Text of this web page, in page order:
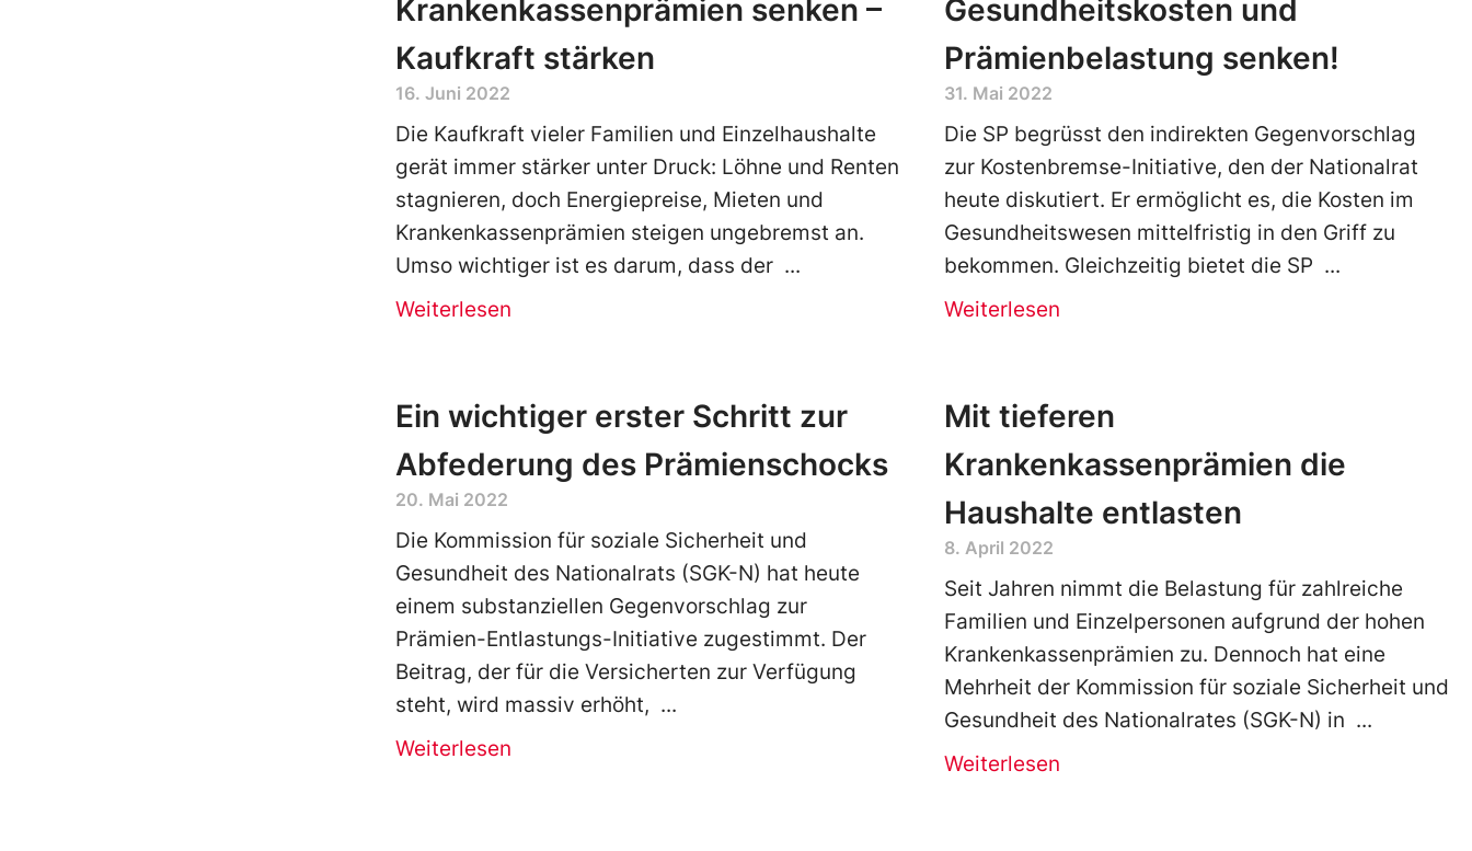
Krankenkassenprämien senken –
Kaufkraft stärken
16. Juni 2022
Die Kaufkraft vieler Familien und Einzelhaushalte
gerät immer stärker unter Druck: Löhne und Renten
stagnieren, doch Energiepreise, Mieten und
Krankenkassenprämien steigen ungebremst an.
Umso wichtiger ist es darum, dass der
Weiterlesen
Gesundheitskosten und
Prämienbelastung senken!
31. Mai 2022
Die SP begrüsst den indirekten Gegenvorschlag
zur Kostenbremse-Initiative, den der Nationalrat
heute diskutiert. Er ermöglicht es, die Kosten im
Gesundheitswesen mittelfristig in den Griff zu
bekommen. Gleichzeitig bietet die SP
Weiterlesen
Ein wichtiger erster Schritt zur
Abfederung des Prämienschocks
20. Mai 2022
Die Kommission für soziale Sicherheit und
Gesundheit des Nationalrats (SGK-N) hat heute
einem substanziellen Gegenvorschlag zur
Prämien-Entlastungs-Initiative zugestimmt. Der
Beitrag, der für die Versicherten zur Verfügung
steht, wird massiv erhöht,
Weiterlesen
Mit tieferen
Krankenkassenprämien die
Haushalte entlasten
8. April 2022
Seit Jahren nimmt die Belastung für zahlreiche
Familien und Einzelpersonen aufgrund der hohen
Krankenkassenprämien zu. Dennoch hat eine
Mehrheit der Kommission für soziale Sicherheit und
Gesundheit des Nationalrates (SGK-N) in
Weiterlesen